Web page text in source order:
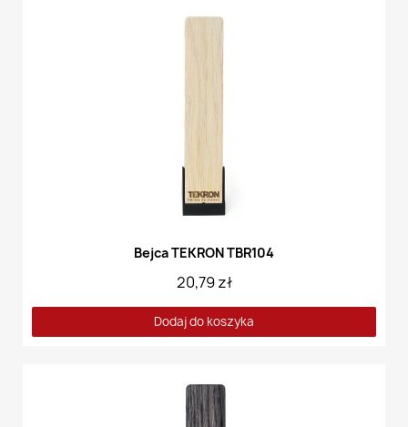
Bejca TEKRON TBR104
20,79 zł
Dodaj do koszyka